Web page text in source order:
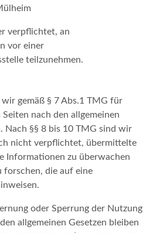
verpflichtet, an
vor einer
teilzunehmen.
gemäß § 7 Abs.1 TMG für
nach den allgemeinen
Nach §§ 8 bis 10 TMG sind wir
nicht verpflichtet, übermittelte
Informationen zu überwachen
forschen, die auf eine
oder Sperrung der Nutzung
allgemeinen Gesetzen bleiben